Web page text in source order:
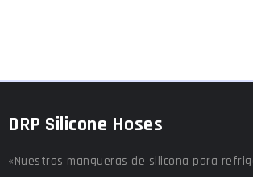
DRP Silicone Hoses
«Nuestras mangueras de silicona para